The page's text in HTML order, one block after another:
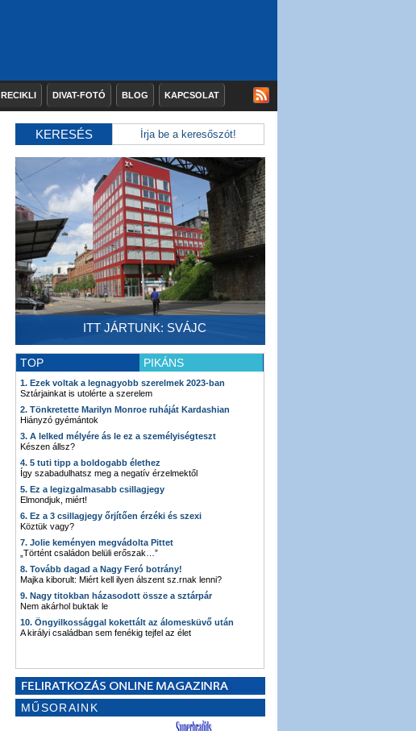
RECIKLI DIVAT-FOTÓ BLOG KAPCSOLAT
KERESÉS
ITT JÁRTUNK: SVÁJC
TOP PIKÁNS
1. Ezek voltak a legnagyobb szerelmek 2023-ban
Sztárjainkat is utolérte a szerelem
2. Tönkretette Marilyn Monroe ruháját Kardashian
Hiányzó gyémántok
3. A lelked mélyére ás le ez a személyiségteszt
Készen állsz?
4. 5 tuti tipp a boldogabb élethez
Így szabadulhatsz meg a negatív érzelmektől
5. Ez a legizgalmasabb csillagjegy
Elmondjuk, miért!
6. Ez a 3 csillagjegy őrjítően érzéki és szexi
Köztük vagy?
7. Jolie keményen megvádolta Pittet
„Történt családon belüli erőszak…”
8. Tovább dagad a Nagy Feró botrány!
Majka kiborult: Miért kell ilyen álszent sz.rnak lenni?
9. Nagy titokban házasodott össze a sztárpár
Nem akárhol buktak le
10. Öngyilkossággal kokettált az álomesküvő után
A királyi családban sem fenékig tejfel az élet
MŰSORAINK